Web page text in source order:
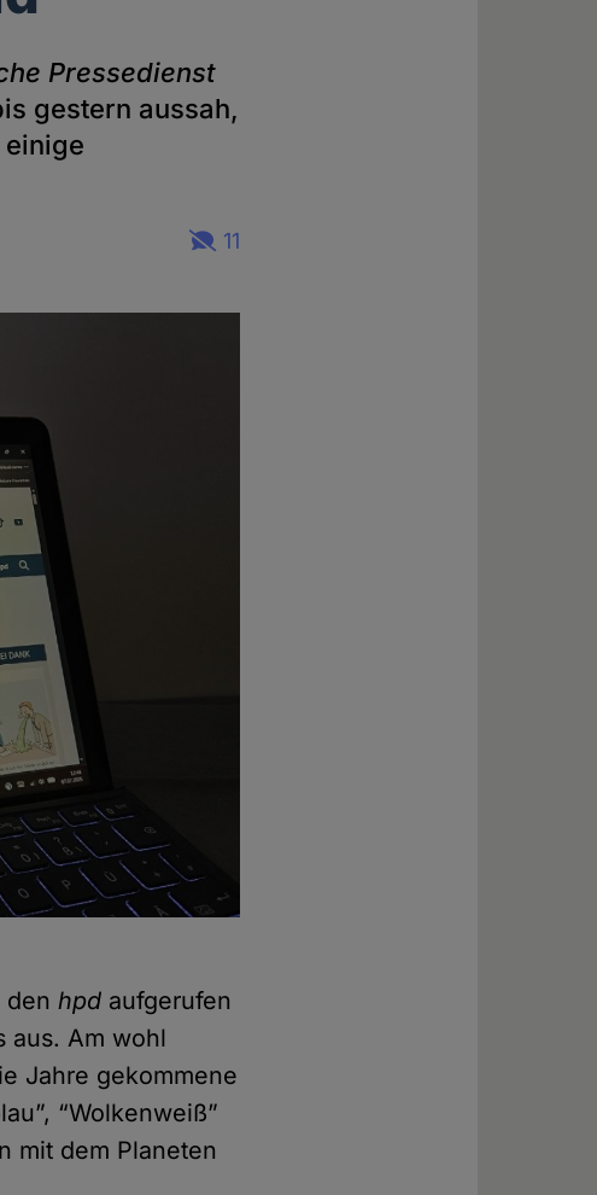
Pressedienst
gestern aussah,
einige
11
denhpd aufgerufen
aus. Am wohl
Jahre gekommene
“Wolkenweiß”
mit dem Planeten